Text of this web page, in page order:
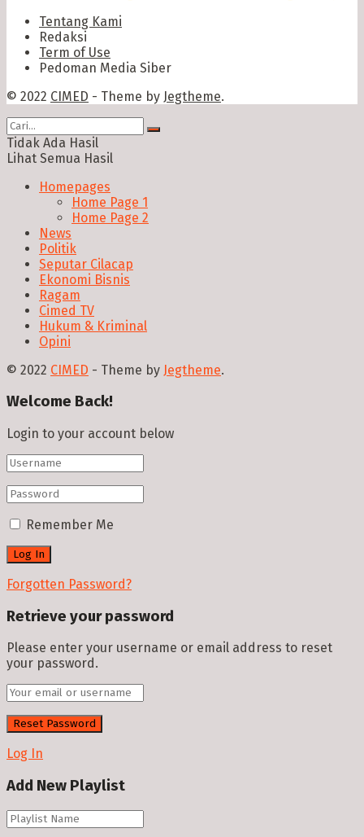
Tentang Kami
Redaksi
Term of Use
Pedoman Media Siber
© 2022 CIMED - Theme by Jegtheme.
Tidak Ada Hasil
Lihat Semua Hasil
Homepages
Home Page 1
Home Page 2
News
Politik
Seputar Cilacap
Ekonomi Bisnis
Ragam
Cimed TV
Hukum & Kriminal
Opini
© 2022 CIMED - Theme by Jegtheme.
Welcome Back!
Login to your account below
Remember Me
Forgotten Password?
Retrieve your password
Please enter your username or email address to reset
your password.
Log In
Add New Playlist